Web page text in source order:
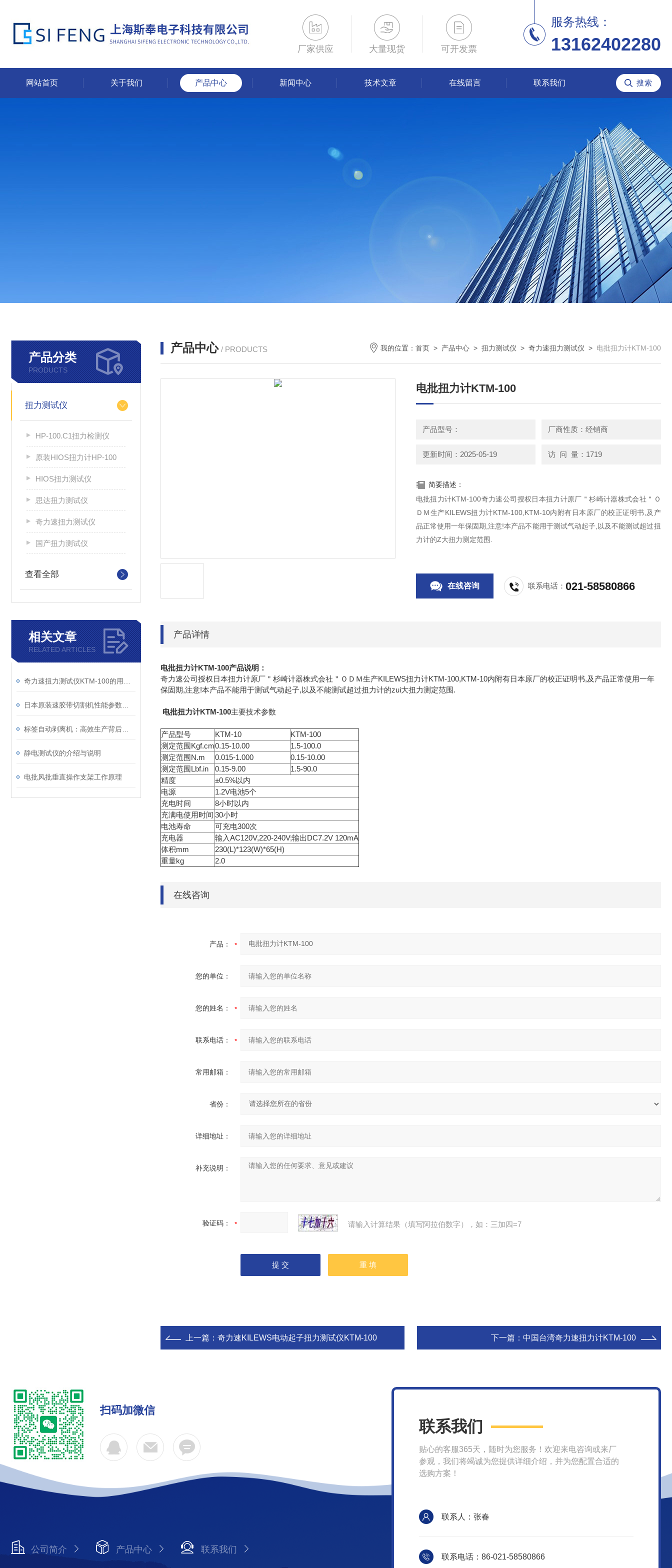
厂家供应 大量现货 可开发票
服务热线：
13162402280
网站首页 关于我们 产品中心 新闻中心 技术文章 在线留言 联系我们
产品分类
PRODUCTS
扭力测试仪
HP-100.C1扭力检测仪
原装HIOS扭力计HP-100
HIOS扭力测试仪
思达扭力测试仪
奇力速扭力测试仪
国产扭力测试仪
查看全部
相关文章
RELATED ARTICLES
静电测试仪的介绍与说明
电批风批垂直操作支架工作原理
产品中心 / PRODUCTS 我的位置： 首页 > 产品中心 > 扭力测试仪 > 奇力速扭力测试仪 > 电批扭力计KTM-100
电批扭力计KTM-100
产品型号： 厂商性质：经销商
更新时间：2025-05-19 访 问 量：1719
简要描述：
电批扭力计KTM-100奇力速公司授权日本扭力计原厂＂杉崎计器株式会社＂Ｏ
ＤＭ生产KILEWS扭力计KTM-100,KTM-10内附有日本原厂的校正证明书,及产
品正常使用一年保固期,注意!本产品不能用于测试气动起子,以及不能测试超过扭
力计的Z大扭力测定范围.
在线咨询 联系电话：021-58580866
产品详情
电批扭力计KTM-100产品说明：
奇力速公司授权日本扭力计原厂＂杉崎计器株式会社＂ＯＤＭ生产KILEWS扭力计KTM-100,KTM-10内附有日本原厂的校正证明书,及产品正常使用一年
保固期,注意!本产品不能用于测试气动起子,以及不能测试超过扭力计的zui大扭力测定范围.
电批扭力计KTM-100主要技术参数
产品型号 KTM-10
KTM-100
测定范围Kgf.cm0.15-10.00
1.5-100.0
测定范围N.m
0.015-1.000
0.15-10.00
测定范围Lbf.in
0.15-9.00
1.5-90.0
精度
±0.5%以内
电源
1.2V电池5个
充电时间
8小时以内
充满电使用时间 30小时
电池寿命
可充电300次
充电器
输入AC120V,220-240V;输出DC7.2V 120mA
体积mm
230(L)*123(W)*65(H)
重量kg
2.0
在线咨询
产品：
您的单位：
您的姓名：
联系电话：
常用邮箱：
省份：
详细地址：
补充说明：
验证码： 请输入计算结果（填写阿拉伯数字），如：三加四=7
上一篇： 奇力速KILEWS电动起子扭力测试仪KTM-100 下一篇： 中国台湾奇力速扭力计KTM-100
扫码加微信
公司简介 产品中心 联系我们
联系我们
贴心的客服365天，随时为您服务！欢迎来电咨询或来厂
参观，我们将竭诚为您提供详细介绍，并为您配置合适的
选购方案！
联系人：张春
联系电话：86-021-58580866